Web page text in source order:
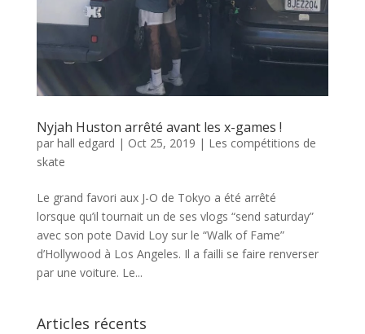
Nyjah Huston arrêté avant les x-games !
par hall edgard | Oct 25, 2019 | Les compétitions de
skate
Le grand favori aux J-O de Tokyo a été arrêté
lorsque qu’il tournait un de ses vlogs “send saturday”
avec son pote David Loy sur le “Walk of Fame”
d’Hollywood à Los Angeles. Il a failli se faire renverser
par une voiture. Le...
Articles récents